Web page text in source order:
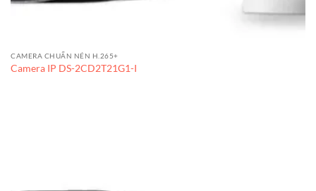
CAMERA CHUẨN NÉN H.265+
Camera IP DS-2CD2T21G1-I